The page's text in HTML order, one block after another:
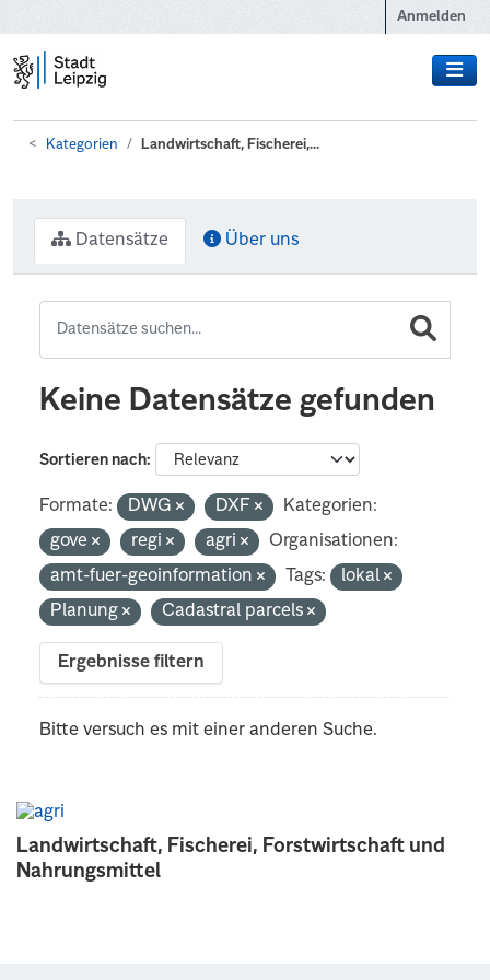
Anmelden
Kategorien Landwirtschaft, Fischerei,...
Landwirtschaft, Fischerei, Forstwirtschaft und
Nahrungsmittel
Datensätze Über uns
Keine Datensätze gefunden
Sortieren nach
Formate: DWG DXF
Kategorien:
gove
regi agri
Organisationen:
amt-fuer-geoinformation
Tags:
lokal
Planung
Cadastral parcels
Ergebnisse filtern
Bitte versuch es mit einer anderen Suche.